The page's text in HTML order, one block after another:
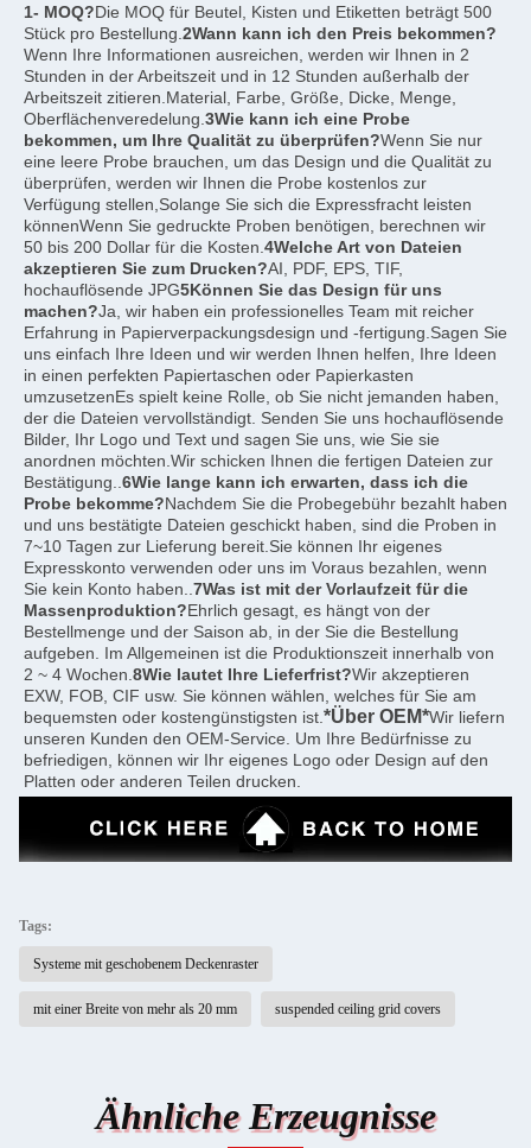
1- MOQ?Die MOQ für Beutel, Kisten und Etiketten beträgt 500
Stück pro Bestellung. 2Wann kann ich den Preis bekommen?
Wenn Ihre Informationen ausreichen, werden wir Ihnen in 2
Stunden in der Arbeitszeit und in 12 Stunden außerhalb der
Arbeitszeit zitieren.Material, Farbe, Größe, Dicke, Menge,
Oberflächenveredelung. 3Wie kann ich eine Probe
bekommen, um Ihre Qualität zu überprüfen?Wenn Sie nur
eine leere Probe brauchen, um das Design und die Qualität zu
überprüfen, werden wir Ihnen die Probe kostenlos zur
Verfügung stellen,Solange Sie sich die Expressfracht leisten
könnenWenn Sie gedruckte Proben benötigen, berechnen wir
50 bis 200 Dollar für die Kosten. 4Welche Art von Dateien
akzeptieren Sie zum Drucken?AI, PDF, EPS, TIF,
hochauflösende JPG5Können Sie das Design für uns
machen?Ja, wir haben ein professionelles Team mit reicher
Erfahrung in Papierverpackungsdesign und -fertigung.Sagen Sie
uns einfach Ihre Ideen und wir werden Ihnen helfen, Ihre Ideen
in einen perfekten Papiertaschen oder Papierkasten
umzusetzenEs spielt keine Rolle, ob Sie nicht jemanden haben,
der die Dateien vervollständigt. Senden Sie uns hochauflösende
Bilder, Ihr Logo und Text und sagen Sie uns, wie Sie sie
anordnen möchten.Wir schicken Ihnen die fertigen Dateien zur
Bestätigung.. 6Wie lange kann ich erwarten, dass ich die
Probe bekomme?Nachdem Sie die Probegebühr bezahlt haben
und uns bestätigte Dateien geschickt haben, sind die Proben in
7~10 Tagen zur Lieferung bereit.Sie können Ihr eigenes
Expresskonto verwenden oder uns im Voraus bezahlen, wenn
Sie kein Konto haben.. 7Was ist mit der Vorlaufzeit für die
Massenproduktion?Ehrlich gesagt, es hängt von der
Bestellmenge und der Saison ab, in der Sie die Bestellung
aufgeben. Im Allgemeinen ist die Produktionszeit innerhalb von
2 ~ 4 Wochen. 8Wie lautet Ihre Lieferfrist?Wir akzeptieren
EXW, FOB, CIF usw. Sie können wählen, welches für Sie am
bequemsten oder kostengünstigsten ist. *Über OEM*Wir liefern
unseren Kunden den OEM-Service. Um Ihre Bedürfnisse zu
befriedigen, können wir Ihr eigenes Logo oder Design auf den
Platten oder anderen Teilen drucken.
Tags:
Systeme mit geschobenem Deckenraster
mit einer Breite von mehr als 20 mm suspended ceiling grid covers
Ähnliche Erzeugnisse